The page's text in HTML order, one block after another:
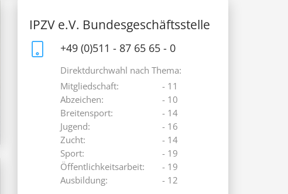
IPZV e.V. Bundesgeschäftsstelle
+49 (0)511 - 87 65 65 - 0
Direktdurchwahl nach Thema:
Mitgliedschaft:
Abzeichen:
Breitensport:
Jugend:
Zucht:
Sport:
Öffentlichkeitsarbeit:
Ausbildung:
- 11
- 10
- 14
- 16
- 14
- 19
- 19
- 12